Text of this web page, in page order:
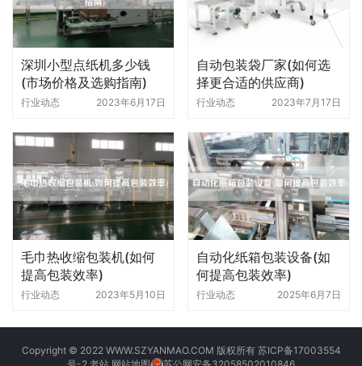
深圳小型点纸机多少钱
(市场价格及选购指南)
行业动态 2023年6月17日
自动包装袋厂家(如何选
择更合适的供应商)
行业动态 2023年7月17日
毛巾热收缩包装机(如何
提高包装效率)
行业动态 2023年5月10日
自动化纸箱包装设备(如
何提高包装效率)
行业动态 2025年6月7日
Copyright © 2022 WWW.SZYANMAO.COM 版权所有 苏ICP备17003554